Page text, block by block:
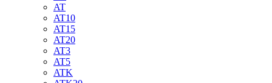
AT
AT10
AT15
AT20
AT3
AT5
ATK